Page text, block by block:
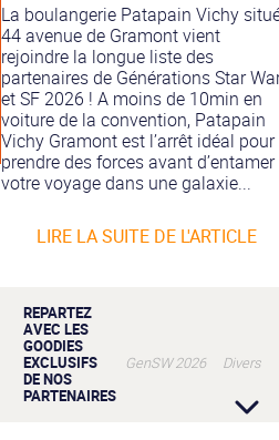
La boulangerie Patapain Vichy
44 avenue de Gramont vient
rejoindre la longue liste des
partenaires de Générations Star
et SF 2026 ! A moins de 10min en
voiture de la convention, Patapain
Vichy Gramont est l’arrêt idéal pour
prendre des forces avant d’entamer
votre voyage dans une galaxie...
LIRE LA SUITE DE L'ARTICLE
REPARTEZ
AVEC LES
GOODIES
EXCLUSIFS
DE NOS
PARTENAIRES
GenSW 2026 Divers